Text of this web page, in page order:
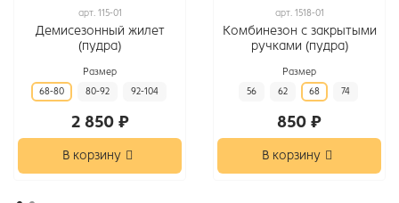
арт. 115-01
Демисезонный жилет
(пудра)
Размер
68-80 80-92 92-104
2 850 ₽
В корзину
арт. 1518-01
Комбинезон с закрытыми
ручками (пудра)
Размер
56 62 68 74
850 ₽
В корзину